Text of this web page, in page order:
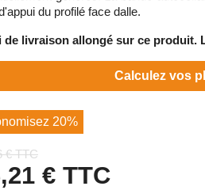
du profilé face dalle.
de livraison allongé sur ce produit.
Calculez vos
20%
€ TTC
€ TTC